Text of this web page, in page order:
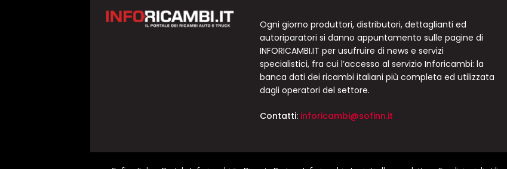
Ogni giorno produttori, distributori, dettaglianti ed
autoriparatori si danno appuntamento sulle pagine di
INFORICAMBI.IT per usufruire di news e servizi
specialistici, fra cui l’accesso al servizio Inforicambi: la
banca dati dei ricambi italiani più completa ed utilizzata
dagli operatori del settore.
Contatti: inforicambi@sofinn.it